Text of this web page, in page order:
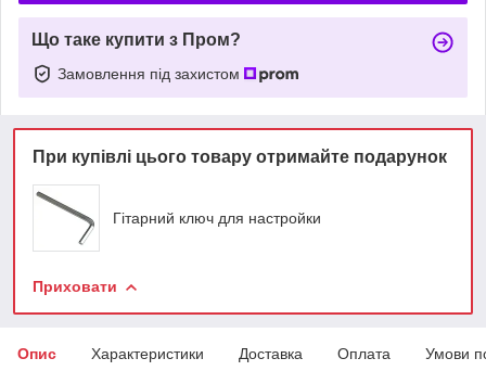
Що таке купити з Пром?
Замовлення під захистом
При купівлі цього товару отримайте подарунок
Гітарний ключ для настройки
Приховати
Опис Характеристики Доставка Оплата Умови